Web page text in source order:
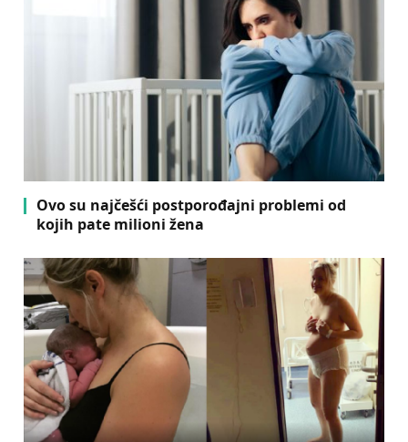
Ovo su najčešći postporođajni problemi od
kojih pate milioni žena